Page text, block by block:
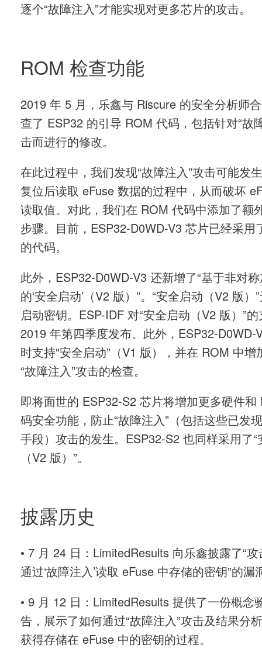
逐个“故障注入”才能实现对更多芯片的攻击。
ROM 检查功能
2019 年 5 月，乐鑫与 Riscure 的安全分析师
查了 ESP32 的引导 ROM 代码，包括针对“故
击而进行的修改。
在此过程中，我们发现“故障注入”攻击可能发
复位后读取 eFuse 数据的过程中，从而破坏
读取值。对此，我们在 ROM 代码中添加了额
步骤。目前，ESP32-D0WD-V3 芯片已经采用
的代码。
此外，ESP32-D0WD-V3 还新增了“基于非对
的‘安全启动’（V2 版）”。“安全启动（V2 版）
启动密钥。ESP-IDF 对“安全启动（V2 版）”
2019 年第四季度发布。此外，ESP32-D0WD-
时支持“安全启动”（V1 版），并在 ROM 中增
“故障注入”攻击的检查。
即将面世的 ESP32-S2 芯片将增加更多硬件和
码安全功能，防止“故障注入”（包括这些已发
手段）攻击的发生。ESP32-S2 也同样采用了“
（V2 版）”。
披露历史
• 7 月 24 日：LimitedResults 向乐鑫披露了“
通过‘故障注入’读取 eFuse 中存储的密钥”的漏
• 9 月 12 日：LimitedResults 提供了一份概念
告，展示了如何通过“故障注入”攻击及结果分
获得存储在 eFuse 中的密钥的过程。